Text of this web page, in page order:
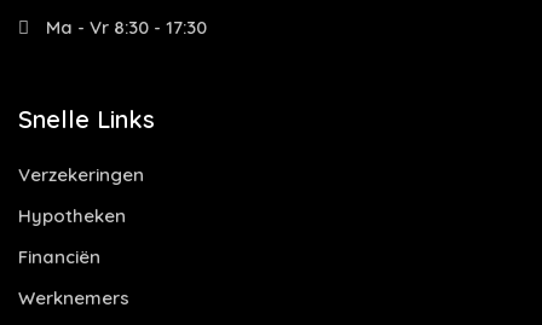
Ma - Vr 8:30 - 17:30
Snelle Links
Verzekeringen
Hypotheken
Financiën
Werknemers